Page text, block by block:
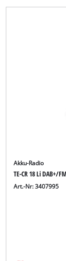
Akku-Radio
TE-CR 18 Li DAB+/
Art.-Nr: 3407995